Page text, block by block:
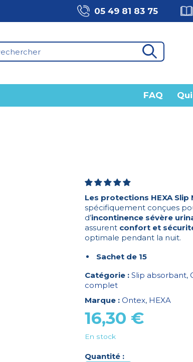
05 49 81 83 75
FAQ
Les protections HEXA Slip
spécifiquement conçues
d’incontinence sévère
assurent confort et
optimale pendant la nuit.
Sachet de 15
Catégorie : Slip absorbant,
complet
Marque : Ontex, HEXA
16,30 €
En stock
Quantité :